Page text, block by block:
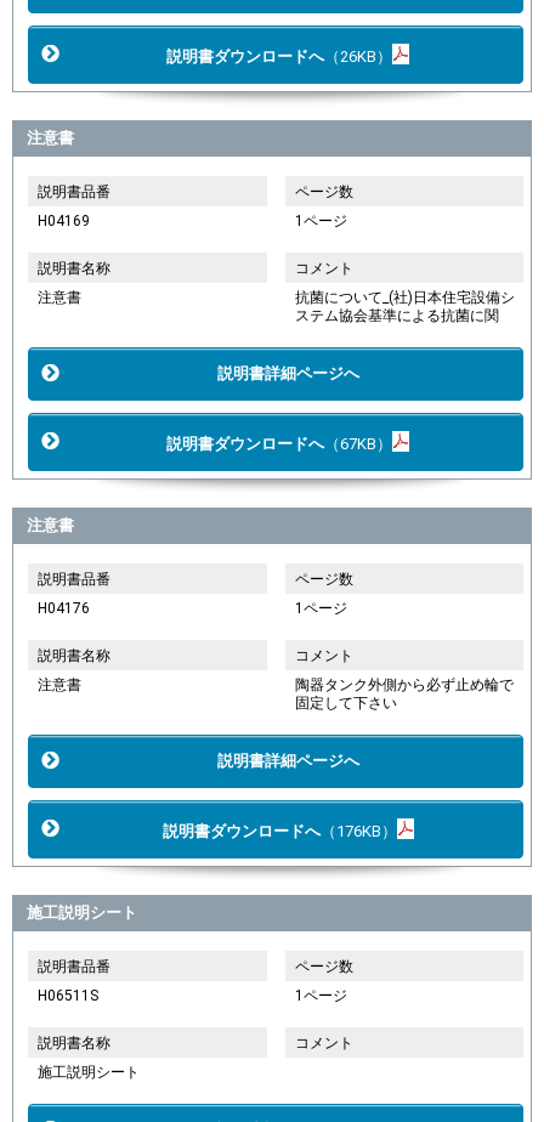
説明書ダウンロードへ（26KB）
注意書
説明書品番
H04169
ページ数
1ページ
説明書名称
注意書
コメント
抗菌について_(社)日本住宅設備シ
ステム協会基準による抗菌に関
説明書詳細ページへ
説明書ダウンロードへ（67KB）
注意書
説明書品番
H04176
ページ数
1ページ
説明書名称
注意書
コメント
陶器タンク外側から必ず止め輪で
固定して下さい
説明書詳細ページへ
説明書ダウンロードへ（176KB）
施工説明シート
説明書品番
H06511S
ページ数
1ページ
説明書名称
施工説明シート
コメント